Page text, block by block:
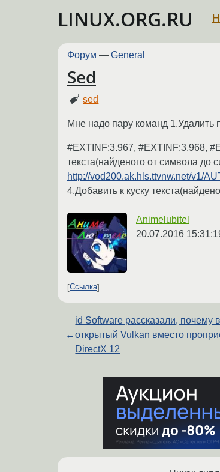
LINUX.ORG.RU
Форум — General
Sed
sed
Мне надо пару команд 1.Удалить
#EXTINF:3.967, #EXTINF:3.968,
текста(найденого от символа до
http://vod200.ak.hls.ttvnw.net/v1/
4.Добавить к куску
Animelubitel
20.07.2016
Ссылка
←
id Software рассказали, почему
открытый Vulkan вместо
DirectX 12